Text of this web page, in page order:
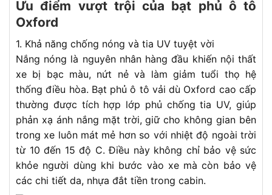
Ưu điểm vượt trội của bạt phủ ô tô
Oxford
1. Khả năng chống nóng và tia UV tuyệt vời
Nắng nóng là nguyên nhân hàng đầu khiến nội thất
xe bị bạc màu, nứt nẻ và làm giảm tuổi thọ hệ
thống điều hòa. Bạt phủ ô tô vải dù Oxford cao cấp
thường được tích hợp lớp phủ chống tia UV, giúp
phản xạ ánh nắng mặt trời, giữ cho không gian bên
trong xe luôn mát mẻ hơn so với nhiệt độ ngoài trời
từ 10 đến 15 độ C. Điều này không chỉ bảo vệ sức
khỏe người dùng khi bước vào xe mà còn bảo vệ
các chi tiết da, nhựa đắt tiền trong cabin.